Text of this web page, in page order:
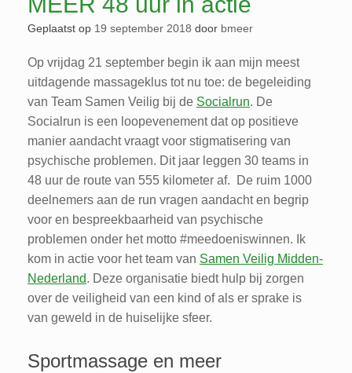
Geplaatst op 19 september 2018 door bmeer
Op vrijdag 21 september begin ik aan mijn meest
uitdagende massageklus tot nu toe: de begeleiding
van Team Samen Veilig bij de Socialrun. De
Socialrun is een loopevenement dat op positieve
manier aandacht vraagt voor stigmatisering van
psychische problemen. Dit jaar leggen 30 teams in
48 uur de route van 555 kilometer af. De ruim 1000
deelnemers aan de run vragen aandacht en begrip
voor en bespreekbaarheid van psychische
problemen onder het motto #meedoeniswinnen. Ik
kom in actie voor het team van Samen Veilig Midden-
Nederland. Deze organisatie biedt hulp bij zorgen
over de veiligheid van een kind of als er sprake is
van geweld in de huiselijke sfeer.
Sportmassage en meer